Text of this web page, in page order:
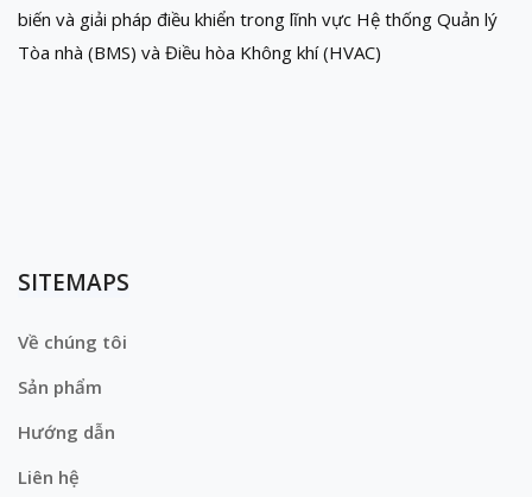
biến và giải pháp điều khiển trong lĩnh vực Hệ thống Quản lý
Tòa nhà (BMS) và Điều hòa Không khí (HVAC)
SITEMAPS
Về chúng tôi
Sản phẩm
Hướng dẫn
Liên hệ